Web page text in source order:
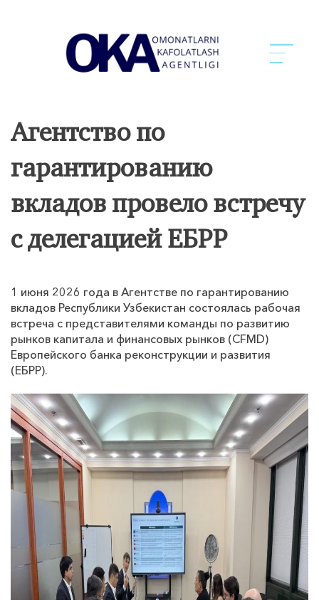
Агентство по
гарантированию
вкладов провело встречу
с делегацией ЕБРР
1 июня 2026 года в Агентстве по гарантированию
вкладов Республики Узбекистан состоялась рабочая
встреча с представителями команды по развитию
рынков капитала и финансовых рынков (CFMD)
Европейского банка реконструкции и развития
(ЕБРР).